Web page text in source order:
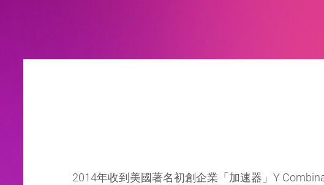
2014年收到美國著名初創企業「加速器」Y